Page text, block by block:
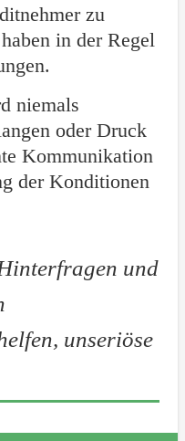
zu
in der Regel
niemals
oder Druck
Kommunikation
der Konditionen
und
unseriöse